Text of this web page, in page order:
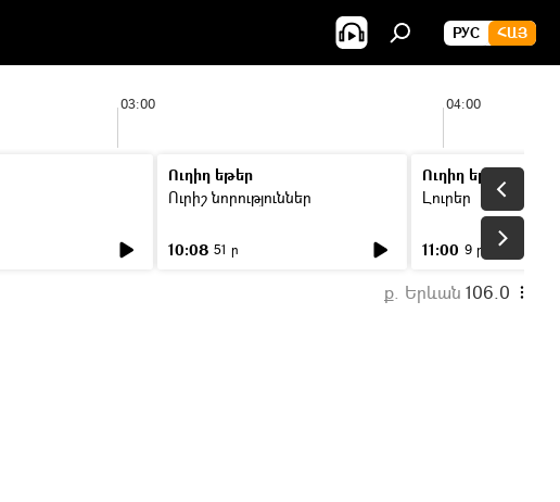
РУС ՀԱՅ
03:00 04:00
Ուղիղ եթեր
Ուրիշ նորություններ
10:08 51 ր
Ուղիղ եթեր
Լուրեր
11:00 9 ր
ք. Երևան 106.0